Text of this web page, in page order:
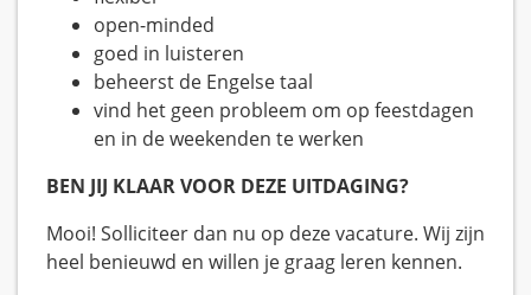
open-minded
goed in luisteren
beheerst de Engelse taal
vind het geen probleem om op feestdagen
en in de weekenden te werken
BEN JIJ KLAAR VOOR DEZE UITDAGING?
Mooi! Solliciteer dan nu op deze vacature. Wij zijn
heel benieuwd en willen je graag leren kennen.